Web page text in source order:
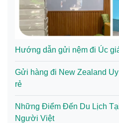
Hướng dẫn gửi nệm đi Úc
Gửi hàng đi New Zealand
rẻ
Những Điểm Đến Du Lịch
Người Việt